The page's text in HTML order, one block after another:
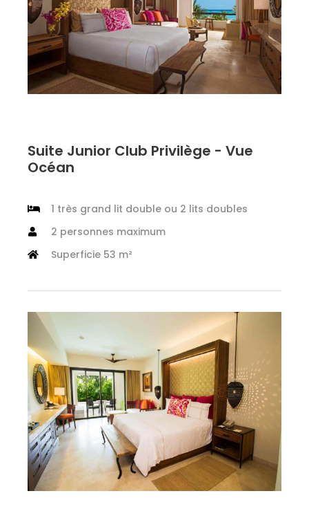
Suite Junior Club Privilège - Vue
Océan
1 très grand lit double ou 2 lits doubles
2 personnes maximum
Superficie 53 m²